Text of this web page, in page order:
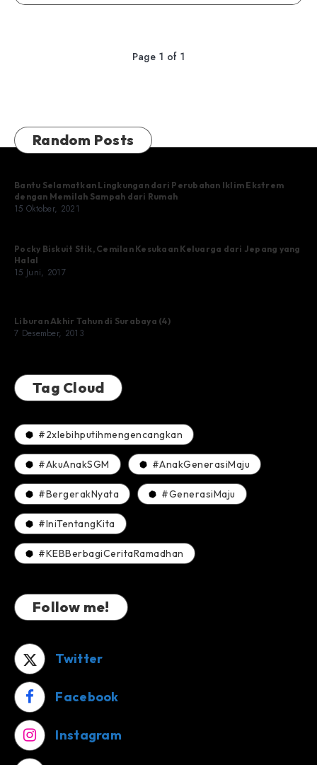
Page 1 of 1
Random Posts
Bantu Selamatkan Lingkungan dari Perubahan Iklim Ekstrem
dengan Memilah Sampah dari Rumah
15 Oktober, 2021
Pocky Biskuit Stik, Cemilan Kesukaan Keluarga dari Jepang yang
Halal
15 Juni, 2017
Liburan Akhir Tahun di Surabaya (4)
7 Desember, 2013
Tag Cloud
#2xlebihputihmengencangkan
#AkuAnakSGM #AnakGenerasiMaju
#BergerakNyata #GenerasiMaju
#IniTentangKita
#KEBBerbagiCeritaRamadhan
Follow me!
Twitter
Facebook
Instagram